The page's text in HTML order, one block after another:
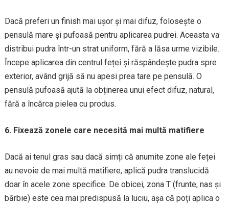
Dacă preferi un finish mai ușor și mai difuz, folosește o
pensulă mare și pufoasă pentru aplicarea pudrei. Aceasta va
distribui pudra într-un strat uniform, fără a lăsa urme vizibile.
Începe aplicarea din centrul feței și răspândește pudra spre
exterior, având grijă să nu apesi prea tare pe pensulă. O
pensulă pufoasă ajută la obținerea unui efect difuz, natural,
fără a încărca pielea cu produs.
6. Fixează zonele care necesită mai multă matifiere
Dacă ai tenul gras sau dacă simți că anumite zone ale feței
au nevoie de mai multă matifiere, aplică pudra translucidă
doar în acele zone specifice. De obicei, zona T (frunte, nas și
bărbie) este cea mai predispusă la luciu, așa că poți aplica o